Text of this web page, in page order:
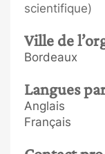
scientifique)
Ville de
Bordeaux
Langues
Anglais
Français